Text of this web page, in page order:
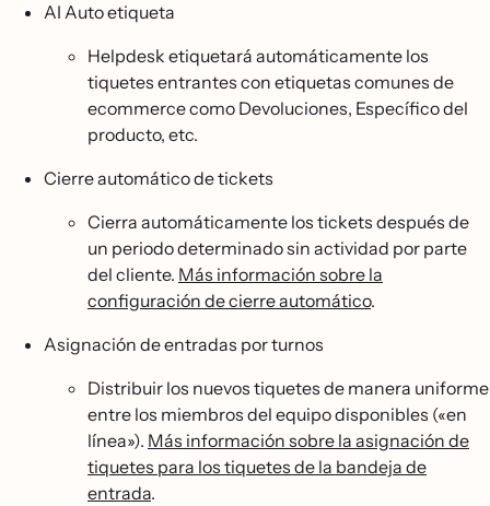
AI Auto etiqueta
Helpdesk etiquetará automáticamente los
tiquetes entrantes con etiquetas comunes de
ecommerce como Devoluciones, Específico del
producto, etc.
Cierre automático de tickets
Cierra automáticamente los tickets después de
un periodo determinado sin actividad por parte
del cliente. Más información sobre la
configuración de cierre automático.
Asignación de entradas por turnos
Distribuir los nuevos tiquetes de manera uniforme
entre los miembros del equipo disponibles («en
línea»). Más información sobre la asignación de
tiquetes para los tiquetes de la bandeja de
entrada.